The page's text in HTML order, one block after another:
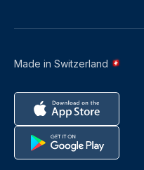
Made in Switzerland